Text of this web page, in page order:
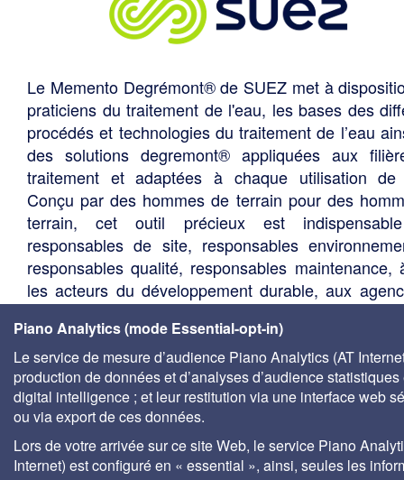
Le Memento Degrémont® de SUEZ met à
praticiens du traitement de l'eau, les bases des
procédés et technologies du traitement de l’eau
des solutions degremont® appliquées aux
traitement et adaptées à chaque utilisation de
Conçu par des hommes de terrain pour des
terrain, cet outil précieux est
responsables de site, responsables
responsables qualité, responsables maintenance,
les acteurs du développement durable, aux
l'eau, aux centres de documentation
bureaux d'études, services techniques des élus,
de gestion des eaux, etc.
Piano Analytics (mode Essential-opt-in)
Le service de mesure d’audience Piano Analytics (AT
production de données et d’analyses d’audience statistiques
digital intelligence ; et leur restitution via une interface web
ou via export de ces données.
Lors de votre arrivée sur ce site Web, le service Piano
Internet) est configuré en « essential », ainsi, seules les